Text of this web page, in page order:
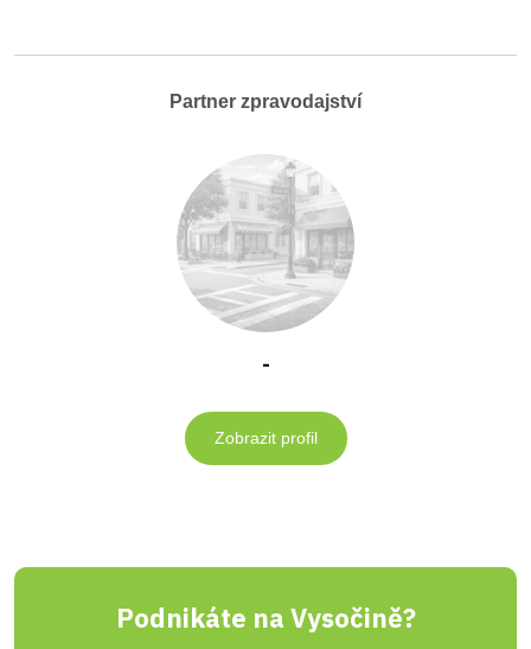
Partner zpravodajství
-
Zobrazit profil
Podnikáte na Vysočině?